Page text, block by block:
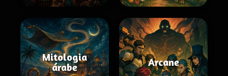
Mitologia
árabe
Arcane